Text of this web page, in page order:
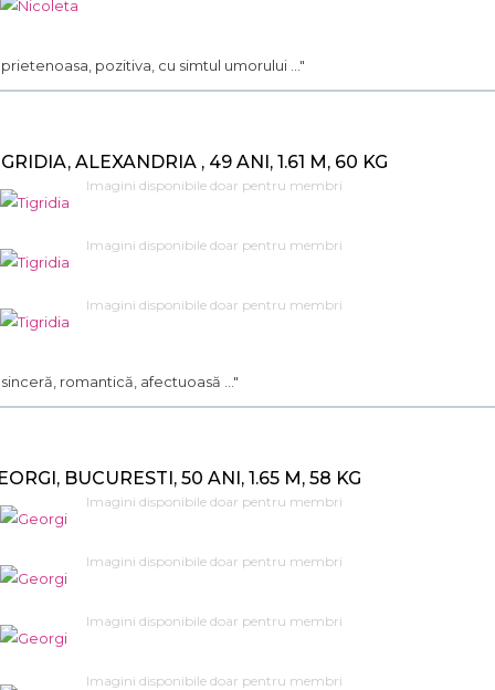
prietenoasa, pozitiva, cu simtul umorului ..."
ALEXANDRIA , 49 ANI, 1.61 M, 60 KG
Imagini disponibile doar pentru membri
Imagini disponibile doar pentru membri
Imagini disponibile doar pentru membri
sinceră, romantică, afectuoasă ..."
BUCURESTI, 50 ANI, 1.65 M, 58 KG
Imagini disponibile doar pentru membri
Imagini disponibile doar pentru membri
Imagini disponibile doar pentru membri
Imagini disponibile doar pentru membri